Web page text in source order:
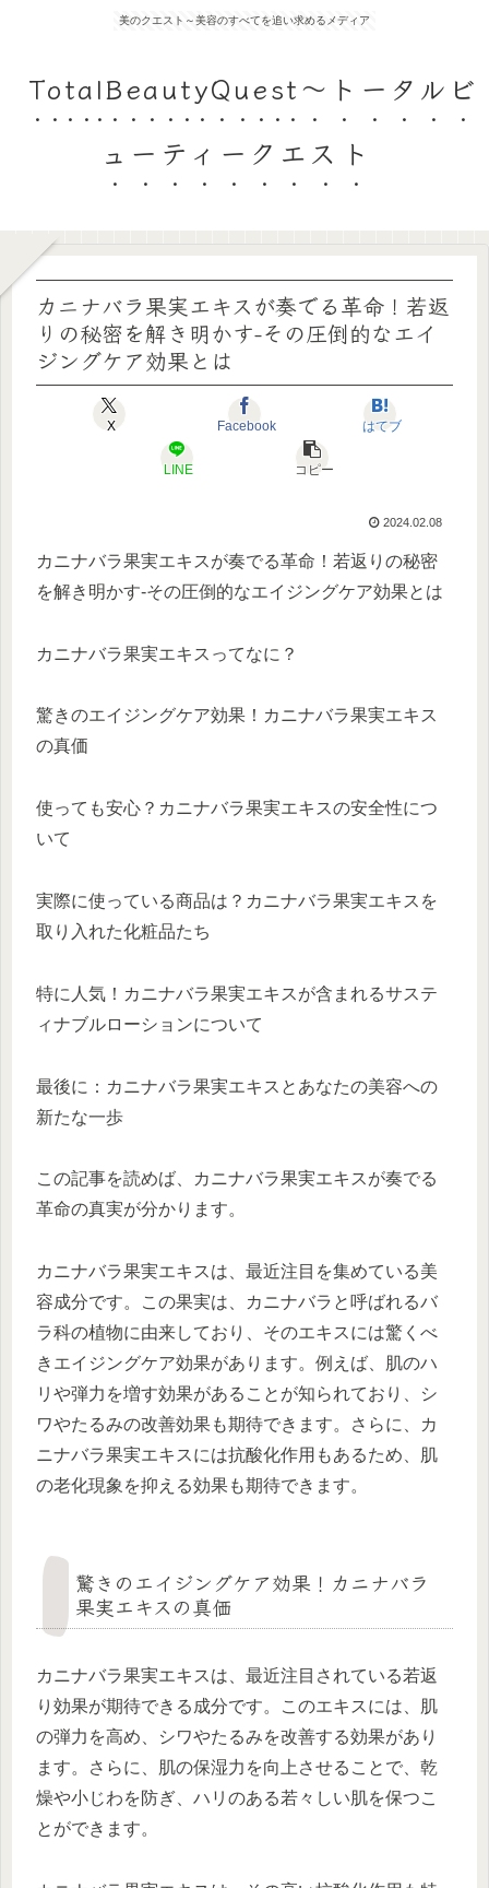
美のクエスト～美容のすべてを追い求めるメディア
TotalBeautyQuest～トータルビ
ューティークエスト
カニナバラ果実エキスが奏でる革命！若返
りの秘密を解き明かす-その圧倒的なエイ
ジングケア効果とは
X Facebook はてブ
LINE コピー
2024.02.08
カニナバラ果実エキスが奏でる革命！若返りの秘密
を解き明かす-その圧倒的なエイジングケア効果とは
カニナバラ果実エキスってなに？
驚きのエイジングケア効果！カニナバラ果実エキス
の真価
使っても安心？カニナバラ果実エキスの安全性につ
いて
実際に使っている商品は？カニナバラ果実エキスを
取り入れた化粧品たち
特に人気！カニナバラ果実エキスが含まれるサステ
ィナブルローションについて
最後に：カニナバラ果実エキスとあなたの美容への
新たな一歩
この記事を読めば、カニナバラ果実エキスが奏でる
革命の真実が分かります。
カニナバラ果実エキスは、最近注目を集めている美
容成分です。この果実は、カニナバラと呼ばれるバ
ラ科の植物に由来しており、そのエキスには驚くべ
きエイジングケア効果があります。例えば、肌のハ
リや弾力を増す効果があることが知られており、シ
ワやたるみの改善効果も期待できます。さらに、カ
ニナバラ果実エキスには抗酸化作用もあるため、肌
の老化現象を抑える効果も期待できます。
驚きのエイジングケア効果！カニナバラ
果実エキスの真価
カニナバラ果実エキスは、最近注目されている若返
り効果が期待できる成分です。このエキスには、肌
の弾力を高め、シワやたるみを改善する効果があり
ます。さらに、肌の保湿力を向上させることで、乾
燥や小じわを防ぎ、ハリのある若々しい肌を保つこ
とができます。